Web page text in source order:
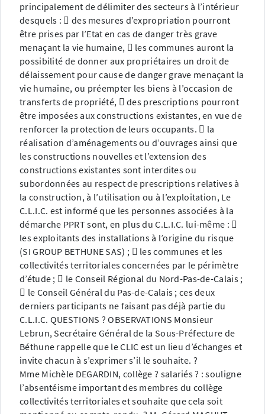
principalement de délimiter des secteurs à l’intérieur
desquels :  des mesures d’expropriation pourront
être prises par l’Etat en cas de danger très grave
menaçant la vie humaine,  les communes auront la
possibilité de donner aux propriétaires un droit de
délaissement pour cause de danger grave menaçant la
vie humaine, ou préempter les biens à l’occasion de
transferts de propriété,  des prescriptions pourront
être imposées aux constructions existantes, en vue de
renforcer la protection de leurs occupants.  la
réalisation d’aménagements ou d’ouvrages ainsi que
les constructions nouvelles et l’extension des
constructions existantes sont interdites ou
subordonnées au respect de prescriptions relatives à
la construction, à l’utilisation ou à l’exploitation, Le
C.L.I.C. est informé que les personnes associées à la
démarche PPRT sont, en plus du C.L.I.C. lui-même : 
les exploitants des installations à l’origine du risque
(SI GROUP BETHUNE SAS) ;  les communes et les
collectivités territoriales concernées par le périmètre
d’étude ;  le Conseil Régional du Nord-Pas-de-Calais ;
 le Conseil Général du Pas-de-Calais ; ces deux
derniers participants ne faisant pas déjà partie du
C.L.I.C. QUESTIONS ? OBSERVATIONS Monsieur
Lebrun, Secrétaire Général de la Sous-Préfecture de
Béthune rappelle que le CLIC est un lieu d’échanges et
invite chacun à s’exprimer s’il le souhaite. ?
Mme Michèle DEGARDIN, collège ? salariés ? : souligne
l’absentéisme important des membres du collège
collectivités territoriales et souhaite que cela soit